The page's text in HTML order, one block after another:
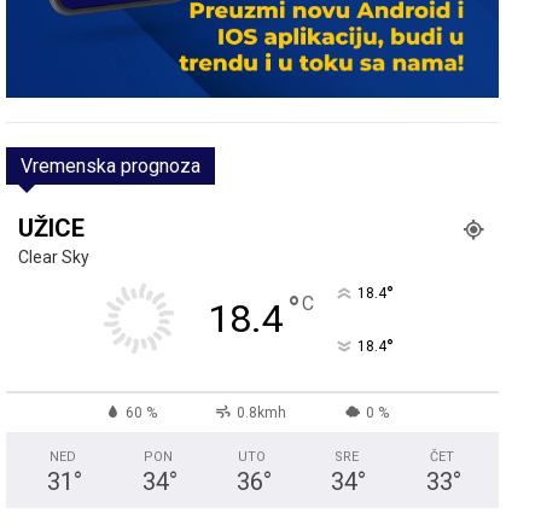
Vremenska prognoza
UŽICE
Clear Sky
18.4°C 18.4°
18.4°
60 % 0.8kmh 0 %
NED
31 °
PON
34°
UTO
36°
SRE
34°
ČET
33°